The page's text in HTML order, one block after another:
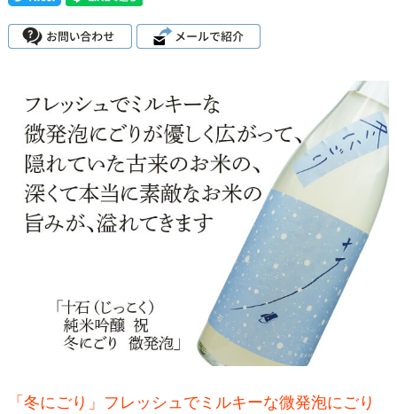
「冬にごり」フレッシュでミルキーな微発泡にごり